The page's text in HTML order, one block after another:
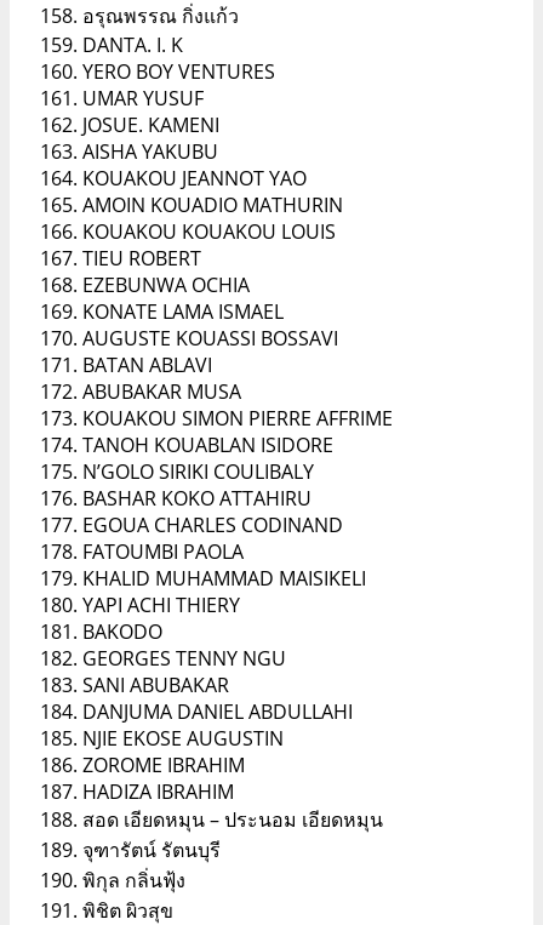
อรุณพรรณ กิ่งแก้ว
DANTA. I. K
YERO BOY VENTURES
UMAR YUSUF
JOSUE. KAMENI
AISHA YAKUBU
KOUAKOU JEANNOT YAO
AMOIN KOUADIO MATHURIN
KOUAKOU KOUAKOU LOUIS
TIEU ROBERT
EZEBUNWA OCHIA
KONATE LAMA ISMAEL
AUGUSTE KOUASSI BOSSAVI
BATAN ABLAVI
ABUBAKAR MUSA
KOUAKOU SIMON PIERRE AFFRIME
TANOH KOUABLAN ISIDORE
N’GOLO SIRIKI COULIBALY
BASHAR KOKO ATTAHIRU
EGOUA CHARLES CODINAND
FATOUMBI PAOLA
KHALID MUHAMMAD MAISIKELI
YAPI ACHI THIERY
BAKODO
GEORGES TENNY NGU
SANI ABUBAKAR
DANJUMA DANIEL ABDULLAHI
NJIE EKOSE AUGUSTIN
ZOROME IBRAHIM
HADIZA IBRAHIM
สอด เอียดหมุน – ประนอม เอียดหมุน
จุฑารัตน์ รัตนบุรี
พิกุล กลิ่นฟุ้ง
พิชิต ผิวสุข